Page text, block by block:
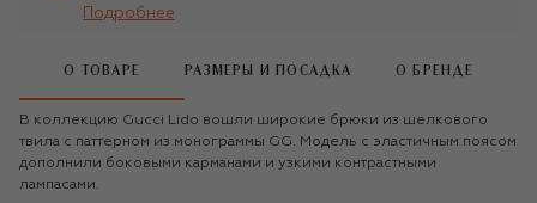
Подробнее
О ТОВАРЕ РАЗМЕРЫ И ПОСАДКА О БРЕНДЕ
В коллекцию Gucci Lido вошли широкие брюки из шелкового
твила с паттерном из монограммы GG. Модель с эластичным поясом
дополнили боковыми карманами и узкими контрастными
лампасами.